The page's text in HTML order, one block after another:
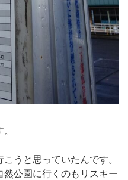
うと思っていたんです。
公園に行くのもリスキー